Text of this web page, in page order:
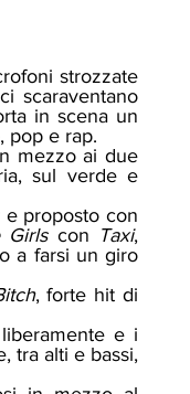
scaraventano
in scena un
pop e rap.
mezzo ai due
sul verde e
proposto con
Girls con Taxi
a farsi un giro
, forte hit di
tra alti e bassi,